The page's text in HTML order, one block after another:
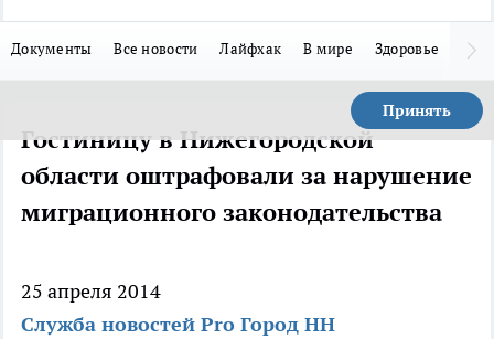
Документы Все новости Лайфхак В мире Здоровье
Принять
Гостиницу в Нижегородской
области оштрафовали за нарушение
миграционного законодательства
25 апреля 2014
Служба новостей Pro Город НН